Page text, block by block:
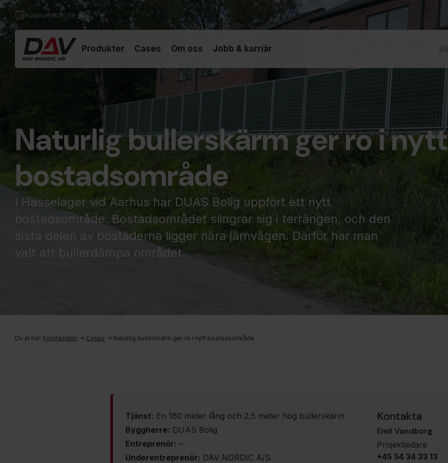
Kundservice: 08-16
Produkter Cases Om oss Jobb & karriär
Naturlig bullerskärm ger ro i nytt
bostadsområde
I Hasselager vid Aarhus har DUAS Bolig uppfört ett nytt
bostadsområde. Bostadsområdet slingrar sig i terrängen, och den
sista delen av bostäderna ligger nära järnvägen. Därför har man
valt att bullerdämpa området.
Du är här: Förstasidan -> Cases -> Naturlig bullerskärm ger ro i nytt bostadsområde
Tjänst: En 160 meter lång och 2,5 meter hög bullerskärm
Byggherre: DUAS Bolig
Entreprenör: –
Underentreprenör: DAV NORDIC A/S
Kontakta
Emil Vandborg
Projektledare
+45 54 34 33 13